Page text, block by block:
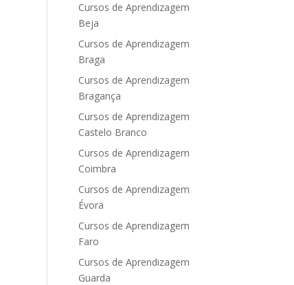
Cursos de Aprendizagem
Beja
Cursos de Aprendizagem
Braga
Cursos de Aprendizagem
Bragança
Cursos de Aprendizagem
Castelo Branco
Cursos de Aprendizagem
Coimbra
Cursos de Aprendizagem
Évora
Cursos de Aprendizagem
Faro
Cursos de Aprendizagem
Guarda